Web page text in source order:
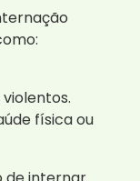
física ou